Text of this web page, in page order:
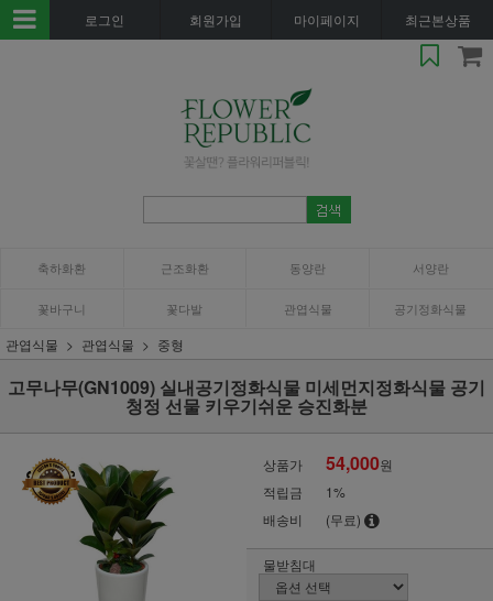
로그인 회원가입 마이페이지 최근본상품
축하화환 근조화환 동양란 서양란
꽃바구니 꽃다발 관엽식물 공기정화식물
관엽식물 관엽식물 중형
고무나무(GN1009) 실내공기정화식물 미세먼지정화식물 공기
청정 선물 키우기쉬운 승진화분
상품가 54,000원
적립금
1%
배송비
(무료)
물받침대